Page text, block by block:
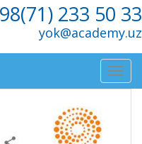
233 50 33
yok@academy.uz